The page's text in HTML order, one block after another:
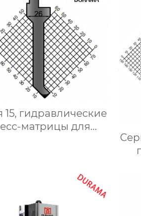
15, гидравлические
матрицы для